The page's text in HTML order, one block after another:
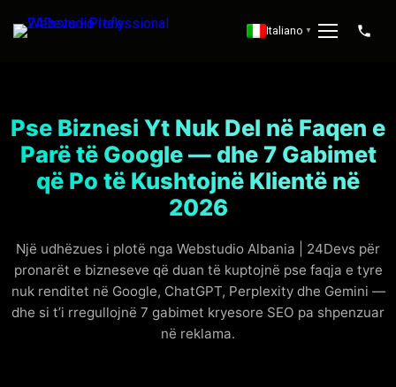
Italiano ▼
Pse Biznesi Yt Nuk Del në Faqen e
Parë të Google — dhe 7 Gabimet
që Po të Kushtojnë Klientë në
2026
Një udhëzues i plotë nga Webstudio Albania | 24Devs për
pronarët e bizneseve që duan të kuptojnë pse faqja e tyre
nuk renditet në Google, ChatGPT, Perplexity dhe Gemini —
dhe si t’i rregullojnë 7 gabimet kryesore SEO pa shpenzuar
në reklama.